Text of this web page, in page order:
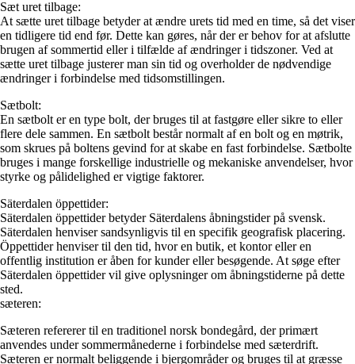
Sæt uret tilbage:
At sætte uret tilbage betyder at ændre urets tid med en time, så det viser
en tidligere tid end før. Dette kan gøres, når der er behov for at afslutte
brugen af sommertid eller i tilfælde af ændringer i tidszoner. Ved at
sætte uret tilbage justerer man sin tid og overholder de nødvendige
ændringer i forbindelse med tidsomstillingen.
Sætbolt:
En sætbolt er en type bolt, der bruges til at fastgøre eller sikre to eller
flere dele sammen. En sætbolt består normalt af en bolt og en møtrik,
som skrues på boltens gevind for at skabe en fast forbindelse. Sætbolte
bruges i mange forskellige industrielle og mekaniske anvendelser, hvor
styrke og pålidelighed er vigtige faktorer.
Säterdalen öppettider:
Säterdalen öppettider betyder Säterdalens åbningstider på svensk.
Säterdalen henviser sandsynligvis til en specifik geografisk placering.
Öppettider henviser til den tid, hvor en butik, et kontor eller en
offentlig institution er åben for kunder eller besøgende. At søge efter
Säterdalen öppettider vil give oplysninger om åbningstiderne på dette
sted.
sæteren:
Sæteren refererer til en traditionel norsk bondegård, der primært
anvendes under sommermånederne i forbindelse med sæterdrift.
Sæteren er normalt beliggende i bjergområder og bruges til at græsse